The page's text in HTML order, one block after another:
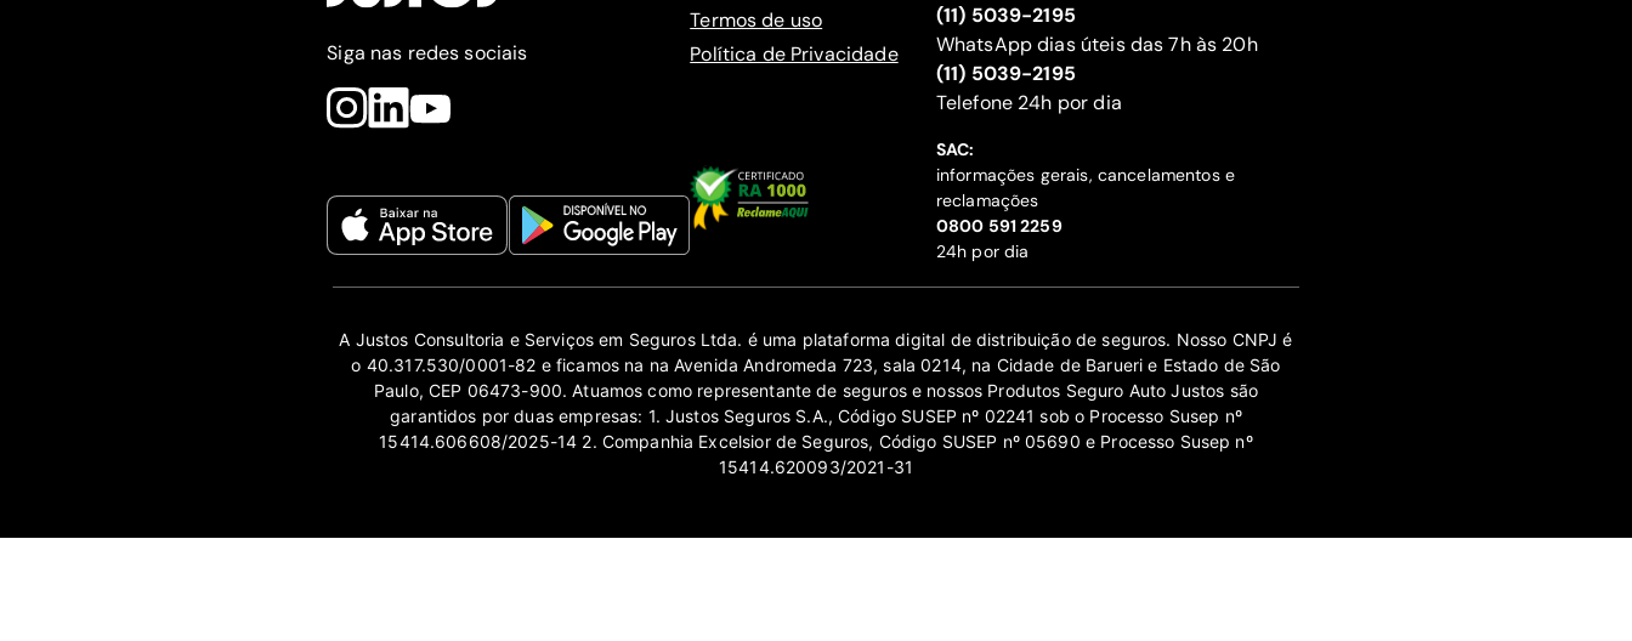
Siga nas redes sociais
Termos de uso
Política de Privacidade
(11) 5039-2195
WhatsApp dias úteis das 7h às 20h
(11) 5039-2195
‍Telefone 24h por dia
SAC:
informações gerais, cancelamentos e
reclamações
‍0800 591 2259
24h por dia
A Justos Consultoria e Serviços em Seguros Ltda. é uma plataforma digital de distribuição de seguros. Nosso CNPJ é
o 40.317.530/0001-82 e ficamos na na Avenida Andromeda 723, sala 0214, na Cidade de Barueri e Estado de São
Paulo, CEP 06473-900. Atuamos como representante de seguros e nossos Produtos Seguro Auto Justos são
garantidos por duas empresas: 1. Justos Seguros S.A., Código SUSEP nº 02241 sob o Processo Susep nº
15414.606608/2025-14 2. Companhia Excelsior de Seguros, Código SUSEP nº 05690 e Processo Susep nº
15414.620093/2021-31